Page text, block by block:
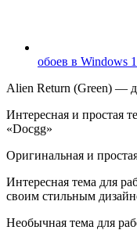
обоев в Windows
Alien Return (Green) —
Интересная и простая
«Docgg»
Оригинальная и
Интересная тема для
своим стильным
Необычная тема для